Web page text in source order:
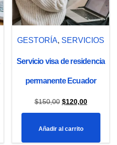
GESTORÍA, SERVICIOS
Servicio visa de residencia
permanente Ecuador
$150,00 El
original
$120,00El
precio
Añadir al carrito